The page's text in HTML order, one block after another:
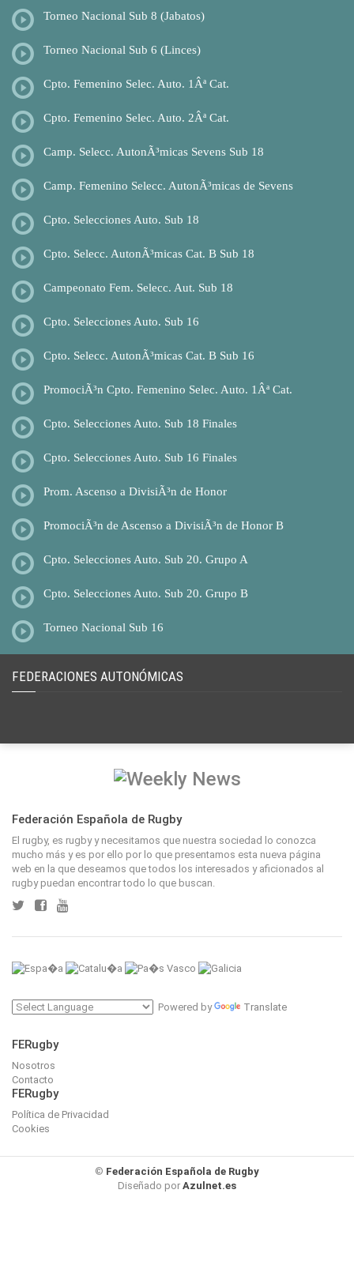
Torneo Nacional Sub 8 (Jabatos)
Torneo Nacional Sub 6 (Linces)
Cpto. Femenino Selec. Auto. 1Âª Cat.
Cpto. Femenino Selec. Auto. 2Âª Cat.
Camp. Selecc. AutonÃ³micas Sevens Sub 18
Camp. Femenino Selecc. AutonÃ³micas de Sevens
Cpto. Selecciones Auto. Sub 18
Cpto. Selecc. AutonÃ³micas Cat. B Sub 18
Campeonato Fem. Selecc. Aut. Sub 18
Cpto. Selecciones Auto. Sub 16
Cpto. Selecc. AutonÃ³micas Cat. B Sub 16
PromociÃ³n Cpto. Femenino Selec. Auto. 1Âª Cat.
Cpto. Selecciones Auto. Sub 18 Finales
Cpto. Selecciones Auto. Sub 16 Finales
Prom. Ascenso a DivisiÃ³n de Honor
PromociÃ³n de Ascenso a DivisiÃ³n de Honor B
Cpto. Selecciones Auto. Sub 20. Grupo A
Cpto. Selecciones Auto. Sub 20. Grupo B
Torneo Nacional Sub 16
FEDERACIONES AUTONÓMICAS
Federación Española de Rugby
El rugby, es rugby y necesitamos que nuestra sociedad lo conozca
mucho más y es por ello por lo que presentamos esta nueva página
web en la que deseamos que todos los interesados y aficionados al
rugby puedan encontrar todo lo que buscan.
Powered by Translate
FERugby
Nosotros
Contacto
FERugby
Política de Privacidad
Cookies
© Federación Española de Rugby
Diseñado por Azulnet.es